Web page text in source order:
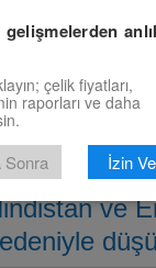
Fiyat
ve
çelik fiyatları,
raporları ve daha
Sonra İzin